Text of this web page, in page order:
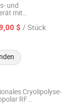
und
mit
Fettentfernung und
$ / Stück
Ltd.
Cryolipolyse-
RF
Co., Ltd.